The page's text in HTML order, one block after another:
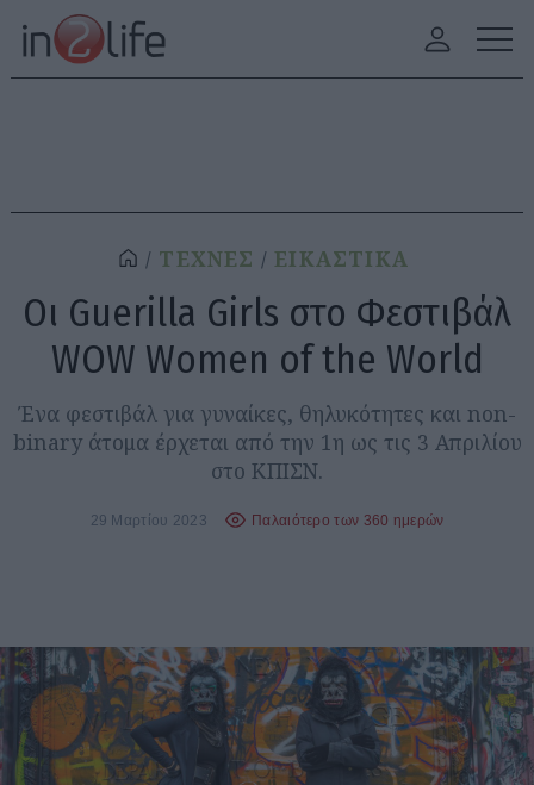
ΤΕΧΝΕΣ ΕΙΚΑΣΤΙΚΑ
Οι Guerilla Girls στο Φεστιβάλ
WOW Women of the World
Ένα φεστιβάλ για γυναίκες, θηλυκότητες και non-
binary άτομα έρχεται από την 1η ως τις 3 Απριλίου
στο ΚΠΙΣΝ.
29 Μαρτίου 2023 Παλαιότερο των 360 ημερών